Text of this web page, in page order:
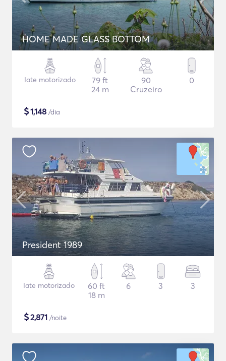
HOME MADE GLASS BOTTOM
Iate motorizado
79 ft
24 m
90
Cruzeiro
0
$1,148 /dia
President 1989
Iate motorizado
60 ft
18 m
6 3 3
$2,871 /noite